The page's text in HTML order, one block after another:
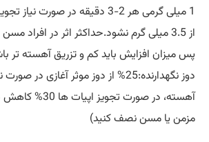
1 میلی گرمی هر 2-3 دقیقه در
از 3.5 میلی گرم نشود.حداکثر اثر در افراد
پس میزان افزایش باید کم و تزریق آهسته تر
دوز نگهدارنده:25% از دوز موثر آغازی در
آهسته، در صورت
مزمن یا مسن نصف کنید)